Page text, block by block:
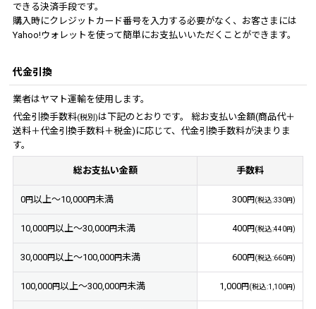
できる決済手段です。
購入時にクレジットカード番号を入力する必要がなく、お客さまには
Yahoo!ウォレットを使って簡単にお支払いいただくことができます。
代金引換
業者はヤマト運輸を使用します。
代金引換手数料(税別)は下記のとおりです。 総お支払い金額(商品代＋
送料＋代金引換手数料＋税金)に応じて、代金引換手数料が決まりま
す。
総お支払い金額 手数料
0円以上～10,000円未満 300円 (税込:330円 )
10,000円以上～30,000円未満 400円 (税込:440円 )
30,000円以上～100,000円未満 600円 (税込:660円 )
100,000円以上～300,000円未満 1,000円 (税込:1,100円 )